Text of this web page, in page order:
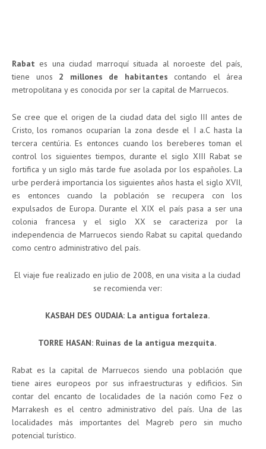
Rabat es una ciudad marroquí situada al noroeste del país,
tiene unos 2 millones de habitantes contando el área
metropolitana y es conocida por ser la capital de Marruecos.
Se cree que el origen de la ciudad data del siglo III antes de
Cristo, los romanos ocuparían la zona desde el I a.C hasta la
tercera centúria. Es entonces cuando los bereberes toman el
control los siguientes tiempos, durante el siglo XIII Rabat se
fortifica y un siglo más tarde fue asolada por los españoles. La
urbe perderá importancia los siguientes años hasta el siglo XVII,
es entonces cuando la población se recupera con los
expulsados de Europa. Durante el XIX el país pasa a ser una
colonia francesa y el siglo XX se caracteriza por la
independencia de Marruecos siendo Rabat su capital quedando
como centro administrativo del país.
El viaje fue realizado en julio de 2008, en una visita a la ciudad
se recomienda ver:
KASBAH DES OUDAIA: La antigua fortaleza.
TORRE HASAN: Ruinas de la antigua mezquita.
Rabat es la capital de Marruecos siendo una población que
tiene aires europeos por sus infraestructuras y edificios. Sin
contar del encanto de localidades de la nación como Fez o
Marrakesh es el centro administrativo del país. Una de las
localidades más importantes del Magreb pero sin mucho
potencial turístico.